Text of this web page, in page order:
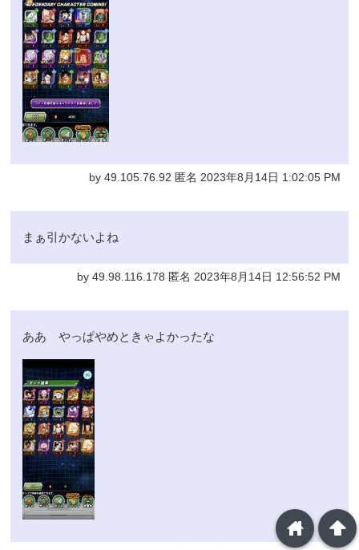
by 49.105.76.92 匿名 2023年8月14日 1:02:05 PM
まぁ引かないよね
by 49.98.116.178 匿名 2023年8月14日 12:56:52 PM
ああ やっぱやめときゃよかったな
arrowup
home